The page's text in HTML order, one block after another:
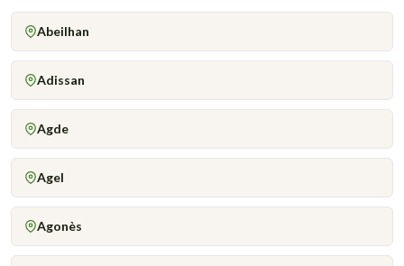
Abeilhan
Adissan
Agde
Agel
Agonès